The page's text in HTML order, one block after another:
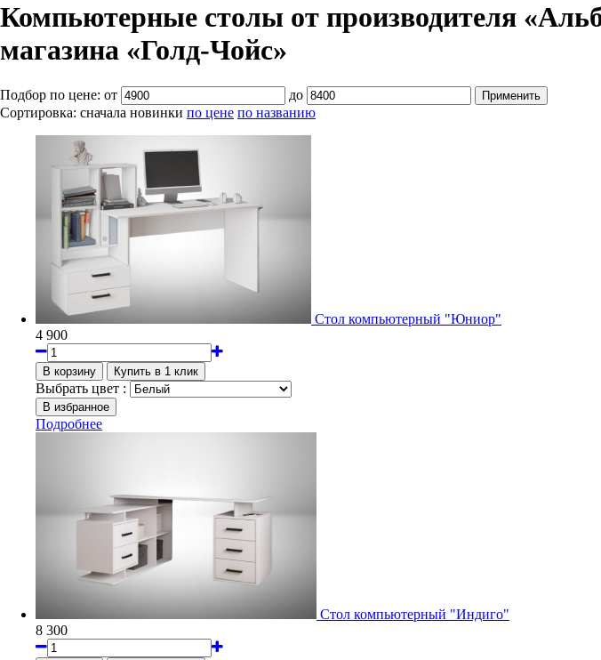
Компьютерные столы от производителя
магазина «Голд-Чойс»
Подбор по цене: от
до
Сортировка: сначала новинки по цене по названию
Стол компьютерный "Юниор"
4 900
Выбрать цвет :
Подробнее
Стол компьютерный "Индиго"
8 300